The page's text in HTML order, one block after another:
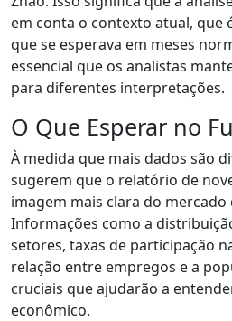
em conta o contexto atual, que
que se esperava em meses
essencial que os analistas
para diferentes interpretações.
O Que Esperar no
À medida que mais dados são
sugerem que o relatório de
imagem mais clara do mercado
Informações como a
setores, taxas de participação
relação entre empregos e a
cruciais que ajudarão a
econômico.